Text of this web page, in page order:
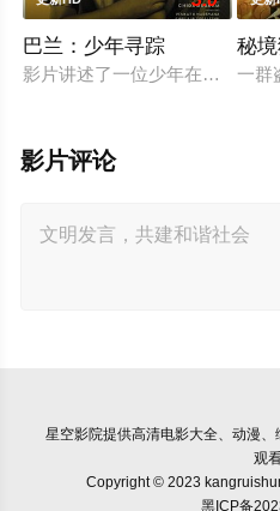
巴兰：少年寻踪
影片讲述了一位少年在动荡的
秘
一群
影片评论
星空影院提供高清电影大全、动漫
观
Copyright © 2023
黑ICP备